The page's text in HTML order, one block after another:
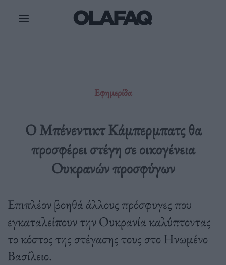
Εφημερίδα
Ο Μπένεντικτ Κάμπερμπατς θα
προσφέρει στέγη σε οικογένεια
Ουκρανών προσφύγων
Επιπλέον βοηθά άλλους πρόσφυγες που
εγκαταλείπουν την Ουκρανία καλύπτοντας
το κόστος της στέγασης τους στο Ηνωμένο
Βασίλειο.